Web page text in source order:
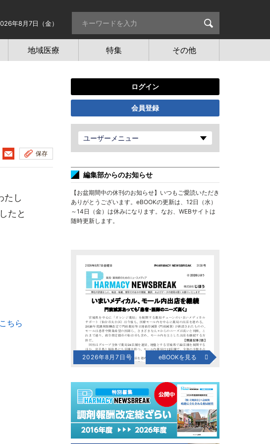
年8月7日（金）
地域医療 特集 その他
保存
たし
たと
ちら
ログイン
会員登録
ユーザーメニュー
編集部からのお知らせ
【お盆期間中の休刊のお知らせ】いつもご愛読いただき
ありがとうございます。eBOOKの更新は、12日（水）
～14日（金）は休みになります。なお、WEBサイトは
随時更新します。
2026年8月7日号 eBOOKを見る